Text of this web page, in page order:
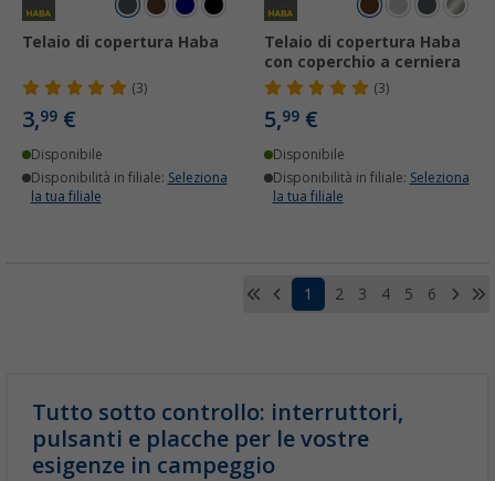
Telaio di copertura Haba
(3)
3,99 €
Disponibile
Disponibilità in filiale: Seleziona
la tua filiale
Telaio di copertura Haba
con coperchio a cerniera
(3)
5,99 €
Disponibile
Disponibilità in filiale: Seleziona
la tua filiale
1 2 3 4 5 6
Tutto sotto controllo: interruttori,
pulsanti e placche per le vostre
esigenze in campeggio